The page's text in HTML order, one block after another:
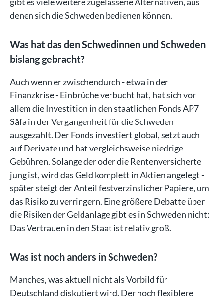
denen sich die Schweden bedienen können.
Was hat das den Schwedinnen und Schweden
bislang gebracht?
Auch wenn er zwischendurch - etwa in der
Finanzkrise - Einbrüche verbucht hat, hat sich vor
allem die Investition in den staatlichen Fonds AP7
Såfa in der Vergangenheit für die Schweden
ausgezahlt. Der Fonds investiert global, setzt auch
auf Derivate und hat vergleichsweise niedrige
Gebühren. Solange der oder die Rentenversicherte
jung ist, wird das Geld komplett in Aktien angelegt -
später steigt der Anteil festverzinslicher Papiere, um
das Risiko zu verringern. Eine größere Debatte über
die Risiken der Geldanlage gibt es in Schweden nicht:
Das Vertrauen in den Staat ist relativ groß.
Was ist noch anders in Schweden?
Manches, was aktuell nicht als Vorbild für
Deutschland diskutiert wird. Der noch flexiblere